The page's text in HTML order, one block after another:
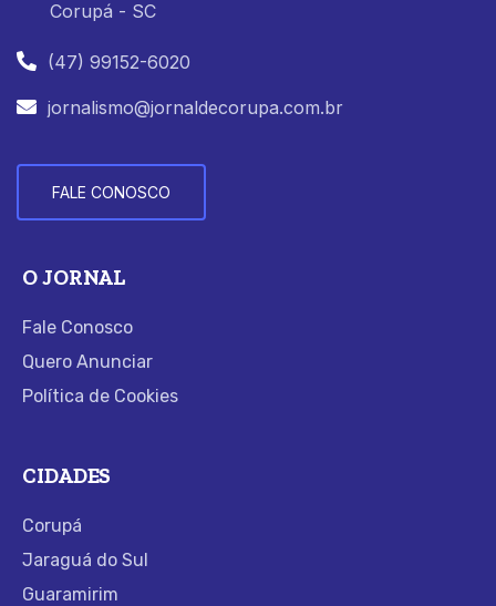
Corupá - SC
(47) 99152-6020
jornalismo@jornaldecorupa.com.br
FALE CONOSCO
O JORNAL
Fale Conosco
Quero Anunciar
Política de Cookies
CIDADES
Corupá
Jaraguá do Sul
Guaramirim